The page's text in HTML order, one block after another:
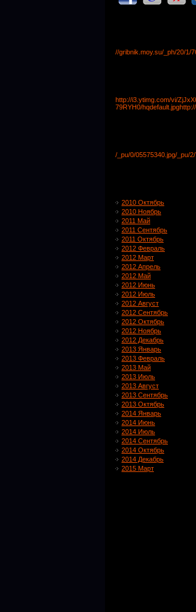
//gribnik.moy.su/_ph/20/1/
http://i3.ytimg.com/vi/
79RYH0/hqdefault.jpg
/_pu/0/05575340.jpg/_pu/
2010 Октябрь
2010 Ноябрь
2011 Май
2011 Сентябрь
2011 Октябрь
2012 Февраль
2012 Март
2012 Апрель
2012 Май
2012 Июнь
2012 Июль
2012 Август
2012 Сентябрь
2012 Октябрь
2012 Ноябрь
2012 Декабрь
2013 Январь
2013 Февраль
2013 Май
2013 Июль
2013 Август
2013 Сентябрь
2013 Октябрь
2014 Январь
2014 Июнь
2014 Июль
2014 Сентябрь
2014 Октябрь
2014 Декабрь
2015 Март